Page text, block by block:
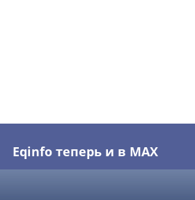
Eqinfo теперь и в MAX